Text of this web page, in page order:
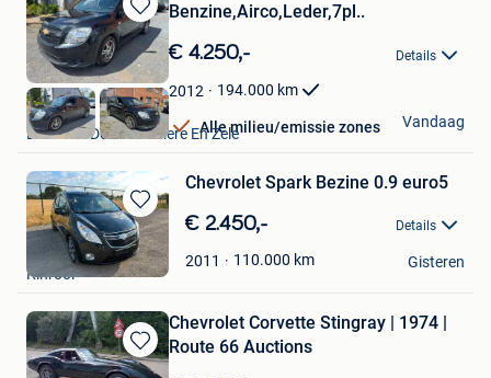
Bewaren
in
Mijn
Favorieten
Benzine,Airco,Leder,7pl..
€ 4.250,- Details
2012 194.000 km
Alle milieu/emissie zones
m.s
Lokeren+Deel Overmere En Zele
Vandaag
Bewaren
in
Mijn
Favorieten
Chevrolet Spark Bezine 0.9 euro5
€ 2.450,- Details
2011 110.000 km
tim
Kinrooi
Gisteren
Bewaren
Chevrolet Corvette Stingray | 1974 |
Route 66 Auctions